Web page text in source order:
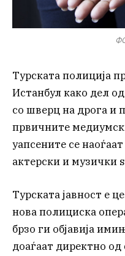
Турската полиција
Истанбул како дел
со шверц на дрога и
првичните
уапсените се
актерски и музички
Турската јавност е
нова полициска
брзо ги објавија
доаѓаат директно од